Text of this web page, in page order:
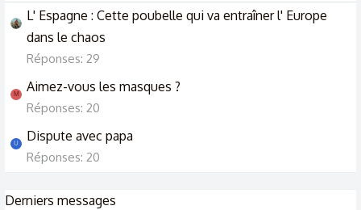
L' Espagne : Cette poubelle qui va entraîner l' Europe
dans le chaos
Réponses: 29
M Aimez-vous les masques ?
Réponses: 20
U Dispute avec papa
Réponses: 20
Derniers messages